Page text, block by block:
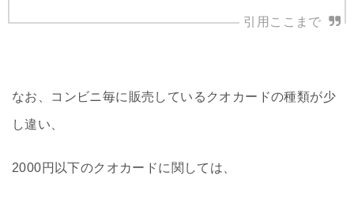
なお、コンビニ毎に販売しているクオカードの種類が少
し違い、
2000円以下のクオカードに関しては、